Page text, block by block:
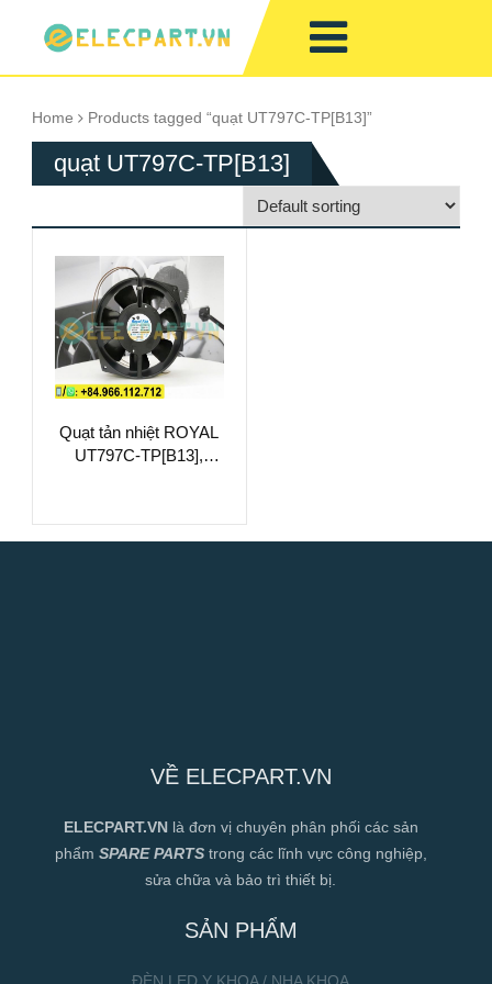
Home Products tagged “quạt UT797C-TP[B13]”
quạt UT797C-TP[B13]
Quạt tản nhiệt ROYAL
UT797C-TP[B13],
VỀ ELECPART.VN
ELECPART.VN là đơn vị chuyên phân phối các sản
phẩm SPARE PARTStrong các lĩnh vực công nghiệp,
sửa chữa và bảo trì thiết bị.
SẢN PHẨM
ĐÈN LED Y KHOA / NHA KHOA